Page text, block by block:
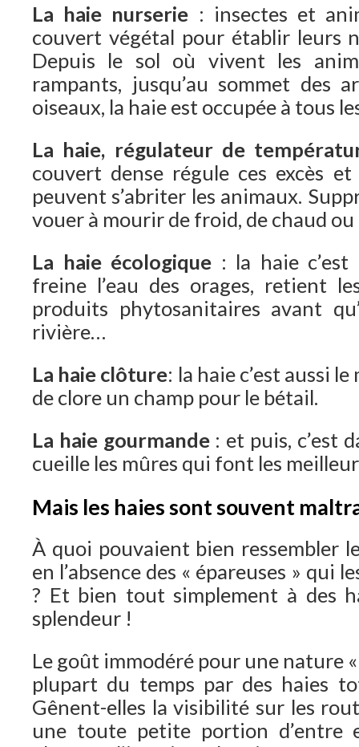
La haie nurserie : insectes et
couvert végétal pour établir leurs
Depuis le sol où vivent les
rampants, jusqu’au sommet des
oiseaux, la haie est occupée à tous
La haie, régulateur de
couvert dense régule ces excès
peuvent s’abriter les animaux.
vouer à mourir de froid, de chaud
La haie écologique : la haie
freine l’eau des orages, retient
produits phytosanitaires avant
rivière…
La haie clôture: la haie c’est aussi
de clore un champ pour le bétail.
La haie gourmande : et puis, c’est
cueille les mûres qui font les
Mais les haies sont souvent
À quoi pouvaient bien ressembler
en l’absence des « épareuses » qui
? Et bien tout simplement à des
splendeur !
Le goût immodéré pour une nature
plupart du temps par des haies
Gênent-elles la visibilité sur les
une toute petite portion d’entre